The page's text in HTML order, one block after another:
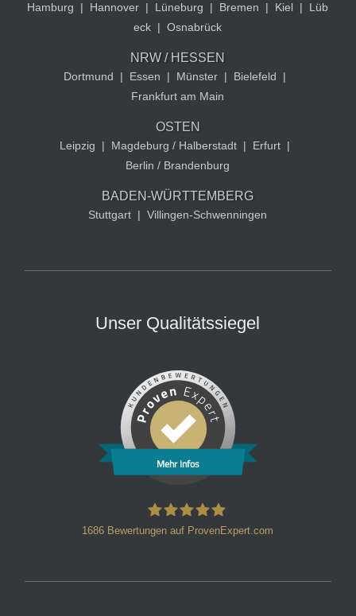
Hamburg | Hannover | Lüneburg | Bremen | Kiel |
Lüb
eck | Osnabrück
NRW / HESSEN
Dortmund | Essen | Münster | Bielefeld
|
Frankfurt am Main
OSTEN
Leipzig | Magdeburg / Halberstadt | Erfurt |
Berlin / Brandenburg
BADEN-WÜRTTEMBERG
Stuttgart | Villingen-Schwenningen
Unser Qualitätssiegel
Mehr Infos
1686 Bewertungen auf ProvenExpert.com